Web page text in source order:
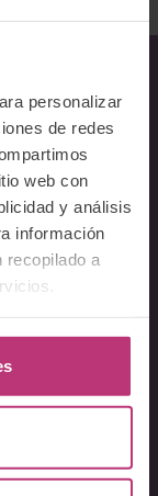
personalizar
de redes
web con
y análisis
información
recopilado a
y aplicaciones